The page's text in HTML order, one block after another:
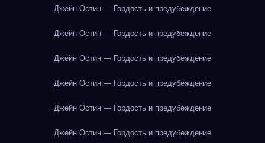
Джейн Остин — Гордость и предубеждение
Джейн Остин — Гордость и предубеждение
Джейн Остин — Гордость и предубеждение
Джейн Остин — Гордость и предубеждение
Джейн Остин — Гордость и предубеждение
Джейн Остин — Гордость и предубеждение